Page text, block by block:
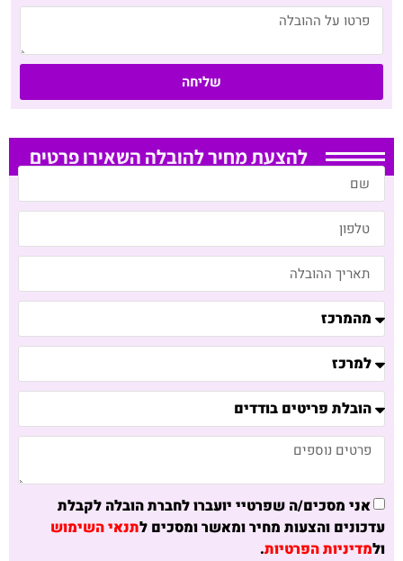
שליחה
להצעת מחיר להובלה השאירו פרטים
אני מסכים/ה שפרטיי יועברו לחברת הובלה לקבלת
עדכונים והצעות מחיר ומאשר ומסכים לתנאי השימוש
ולמדיניות הפרטיות.